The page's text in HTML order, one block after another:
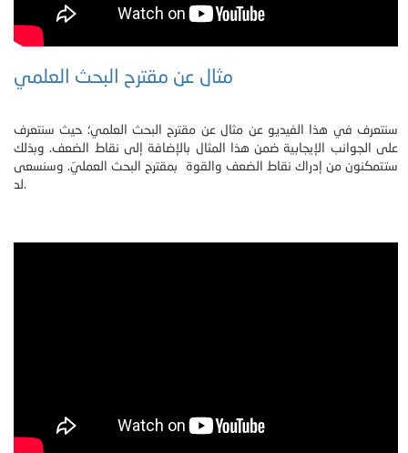
مثال عن مقترح البحث العلمي
سنتعرف في هذا الفيديو عن مثال عن مقترح البحث العلمي؛ حيث سنتعرف
على الجوانب الإيجابية ضمن هذا المثال بالإضافة إلى نقاط الضعف. وبذلك
ستتمكنون من إدراك نقاط الضعف والقوة بمقترح البحث العمليّ. وسنسعى
لد.